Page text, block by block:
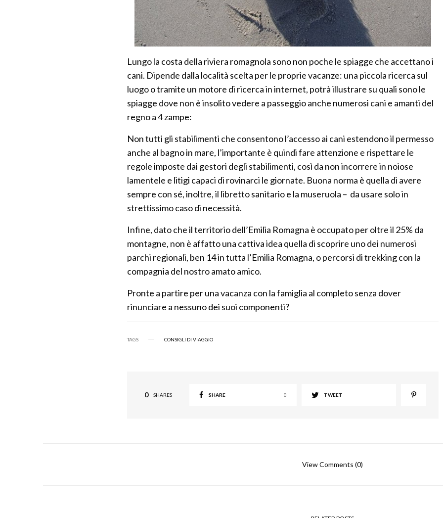
Lungo la costa della riviera romagnola sono non poche le spiagge che accettano i
cani. Dipende dalla località scelta per le proprie vacanze: una piccola ricerca sul
luogo o tramite un motore di ricerca in internet, potrà illustrare su quali sono le
spiagge dove non è insolito vedere a passeggio anche numerosi cani e amanti del
regno a 4 zampe:
Non tutti gli stabilimenti che consentono l’accesso ai cani estendono il permesso
anche al bagno in mare, l’importante è quindi fare attenzione e rispettare le
regole imposte dai gestori degli stabilimenti, così da non incorrere in noiose
lamentele e litigi capaci di rovinarci le giornate. Buona norma è quella di avere
sempre con sé, inoltre, il libretto sanitario e la museruola – da usare solo in
strettissimo caso di necessità.
Infine, dato che il territorio dell’Emilia Romagna è occupato per oltre il 25% da
montagne, non è affatto una cattiva idea quella di scoprire uno dei numerosi
parchi regionali, ben 14 in tutta l’Emilia Romagna, o percorsi di trekking con la
compagnia del nostro amato amico.
Pronte a partire per una vacanza con la famiglia al completo senza dover
rinunciare a nessuno dei suoi componenti?
TAGS CONSIGLI DI VIAGGIO
0 SHARES SHARE 0 TWEET
View Comments (0)